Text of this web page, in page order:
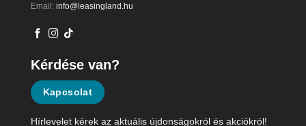
Email: info@leasingland.hu
Kérdése van?
Kapcsolat
Hírlevelet kérek az aktuális újdonságokról és akciókról!